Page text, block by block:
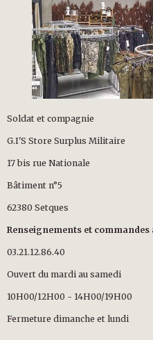
Soldat et compagnie
G.I'S Store Surplus Militaire
17 bis rue Nationale
Bâtiment n°5
62380 Setques
Renseignements et
03.21.12.86.40
Ouvert du mardi au samedi
10H00/12H00 - 14H00/19H00
Fermeture dimanche et lundi